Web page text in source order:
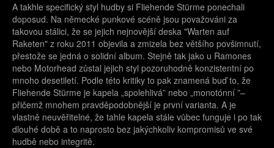
A takhle specifický styl hudby si Fliehende Stürme ponechali
doposud. Na německé punkové scéně jsou považováni za
takovou stálici, že se jejich nejnovější deska "Warten auf
Raketen" z roku 2011 objevila a zmizela bez většího povšimnutí,
přestože se jedná o solidní album. Stejně tak jako u Ramones
nebo Motorhead zůstal jejich styl pozoruhodně konzistentní po
mnoho desetiletí. Podle této kritiky to pak znamená buď to, že
Fliehende Stürme je kapela „spolehlivá” nebo „monotónní ”–
přičemž mnohem pravděpodobnější je první varianta. A je
vlastně neuvěřitelné, že tahle kapela stále vůbec funguje i po tak
dlouhé době a to naprosto bez jakýchkoliv kompromisů ve své
hudbě nebo integritě.